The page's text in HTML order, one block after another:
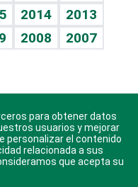
2014
2013
2008
2007
para Android, iOS y
para obtener datos
usuarios y mejorar
personalizar el contenido
relacionada a sus
que acepta su